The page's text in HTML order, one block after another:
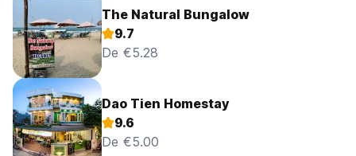
The Natural Bungalow
9.7
De €5.28
Dao Tien Homestay
9.6
De €5.00